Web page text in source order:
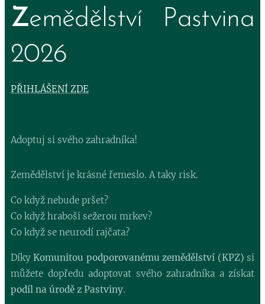
Zemědělství Pastvina
2026
PŘIHLÁŠENÍ ZDE
Adoptuj si svého zahradníka!
Zemědělství je krásné řemeslo. A taky risk.
Co když nebude pršet?
Co když hraboši sežerou mrkev?
Co když se neurodí rajčata?
DíkyKomunitou podporovanému zemědělství (KPZ) si
můžete dopředu adoptovat svého zahradníka a získat
podíl na úrodě z Pastviny.